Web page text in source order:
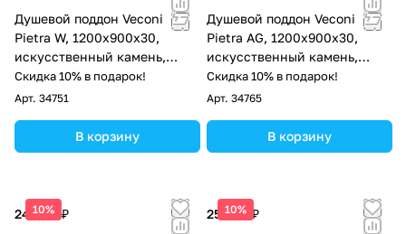
Душевой поддон Veconi
Pietra W, 1200x900x30,
искусственный камень,
белый
Скидка 10% в подарок!
Арт. 34751
В корзину
Душевой поддон Veconi
Pietra AG, 1200x900x30,
искусственный камень,
антрацитово-серый
Скидка 10% в подарок!
Арт. 34765
В корзину
10%
24 044 ₽
10%
25 500 ₽